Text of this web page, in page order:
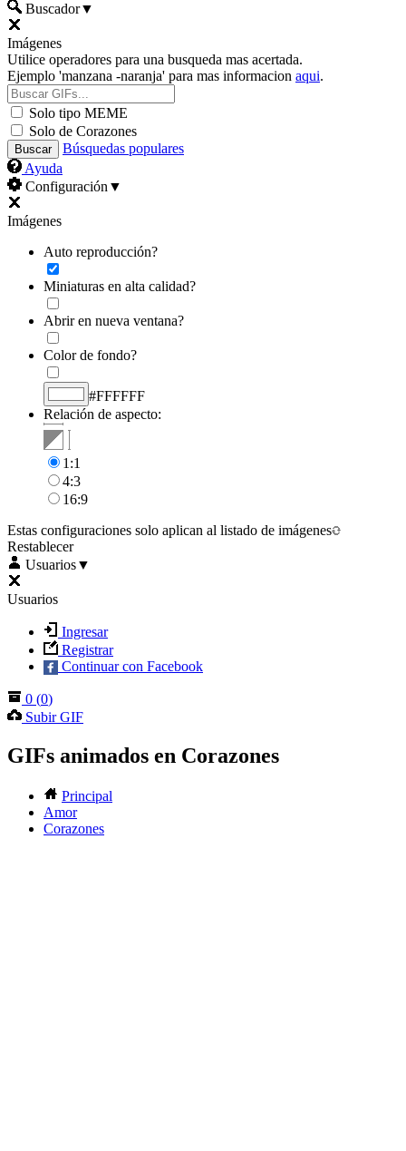
Buscador▼
Imágenes
Utilice operadores para una busqueda mas acertada.
Ejemplo 'manzana -naranja' para mas informacion aqui.
Solo tipo MEME
Solo de Corazones
Búsquedas populares
Ayuda
Configuración ▼
Imágenes
Auto reproducción?
Miniaturas en alta calidad?
Abrir en nueva ventana?
Color de fondo?
#FFFFFF
Relación de aspecto:
1:1
4:3
16:9
Estas configuraciones solo aplican al listado de imágenes
Restablecer
Usuarios▼
Usuarios
Ingresar
Registrar
Continuar con Facebook
0 (0)
Subir GIF
GIFs animados en Corazones
Principal
Amor
Corazones